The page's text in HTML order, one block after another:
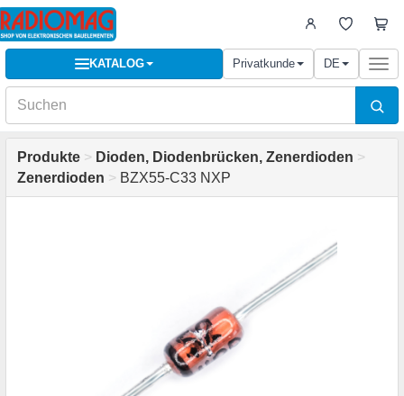
KATALOG Privatkunde DE
Produkte > Dioden, Diodenbrücken, Zenerdioden >
Zenerdioden > BZX55-C33 NXP